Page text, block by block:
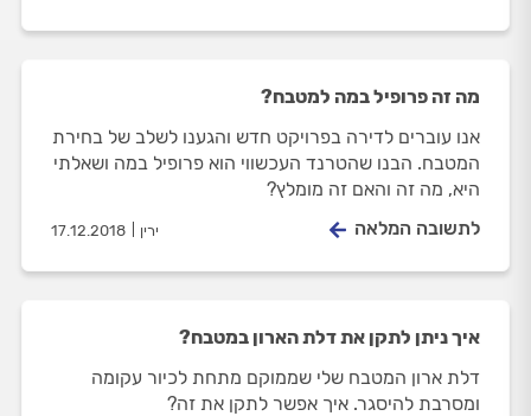
מה זה פרופיל במה למטבח?
אנו עוברים לדירה בפרויקט חדש והגענו לשלב של בחירת
המטבח. הבנו שהטרנד העכשווי הוא פרופיל במה ושאלתי
היא, מה זה והאם זה מומלץ?
ירין 17.12.2018 לתשובה המלאה
איך ניתן לתקן את דלת הארון במטבח?
דלת ארון המטבח שלי שממוקם מתחת לכיור עקומה
ומסרבת להיסגר. איך אפשר לתקן את זה?